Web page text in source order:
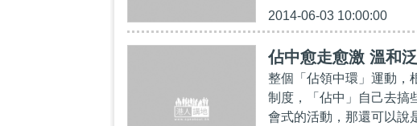
2014-06-03 10:00:00
佔中愈走愈激 溫和
整個「佔領中環」運動，
制度，「佔中」自己去搞
會式的活動，那還可以說